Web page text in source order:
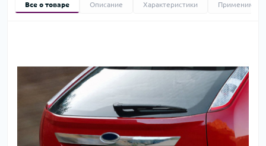
Все о товаре Описание Характеристики